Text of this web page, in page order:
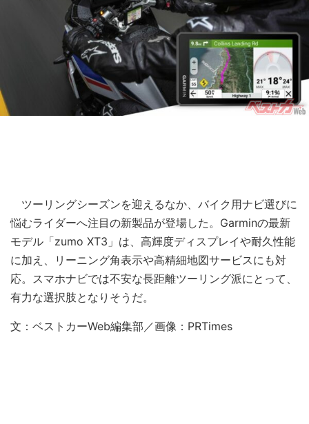
ツーリングシーズンを迎えるなか、バイク用ナビ選びに
悩むライダーへ注目の新製品が登場した。Garminの最新
モデル「zumo XT3」は、高輝度ディスプレイや耐久性能
に加え、リーニング角表示や高精細地図サービスにも対
応。スマホナビでは不安な長距離ツーリング派にとって、
有力な選択肢となりそうだ。
文：ベストカーWeb編集部／画像：PRTimes